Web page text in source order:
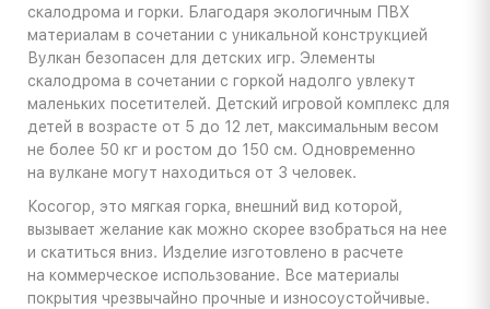
скалодрома и горки. Благодаря экологичным ПВХ
материалам в сочетании с уникальной конструкцией
Вулкан безопасен для детских игр. Элементы
скалодрома в сочетании с горкой надолго увлекут
маленьких посетителей. Детский игровой комплекс для
детей в возрасте от 5 до 12 лет, максимальным весом
не более 50 кг и ростом до 150 см. Одновременно
на вулкане могут находиться от 3 человек.
Косогор, это мягкая горка, внешний вид которой,
вызывает желание как можно скорее взобраться на нее
и скатиться вниз. Изделие изготовлено в расчете
на коммерческое использование. Все материалы
покрытия чрезвычайно прочные и износоустойчивые.